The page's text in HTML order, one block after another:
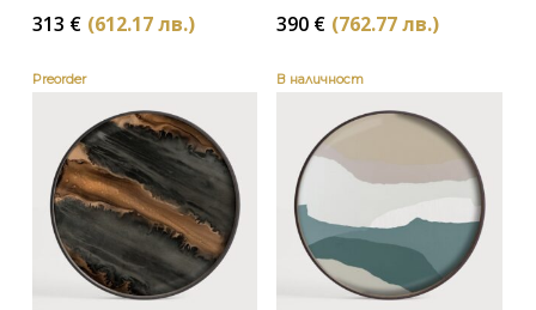
313 € (612.17 лв.) 390 € (762.77 лв.)
Preorder В наличност